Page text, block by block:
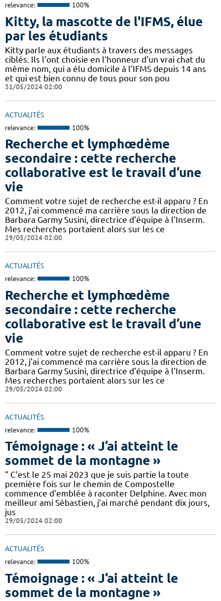
relevance: 100%
Kitty, la mascotte de l'IFMS, élue
par les étudiants
Kitty parle aux étudiants à travers des messages
ciblés. Ils l'ont choisie en l'honneur d'un vrai chat du
même nom, qui a élu domicile à l'IFMS depuis 14 ans
et qui est bien connu de tous pour son pou
31/05/2024 02:00
ACTUALITÉS
relevance: 100%
Recherche et lymphœdème
secondaire : cette recherche
collaborative est le travail d’une
vie
Comment votre sujet de recherche est-il apparu ? En
2012, j’ai commencé ma carrière sous la direction de
Barbara Garmy Susini, directrice d’équipe à l’Inserm.
Mes recherches portaient alors sur les ce
29/05/2024 02:00
ACTUALITÉS
relevance: 100%
Recherche et lymphœdème
secondaire : cette recherche
collaborative est le travail d’une
vie
Comment votre sujet de recherche est-il apparu ? En
2012, j’ai commencé ma carrière sous la direction de
Barbara Garmy Susini, directrice d’équipe à l’Inserm.
Mes recherches portaient alors sur les ce
29/05/2024 02:00
ACTUALITÉS
relevance: 100%
Témoignage : « J’ai atteint le
sommet de la montagne »
" C’est le 25 mai 2023 que je suis partie la toute
première fois sur le chemin de Compostelle
commence d’emblée à raconter Delphine. Avec mon
meilleur ami Sébastien, j’ai marché pendant dix jours,
jus
29/05/2024 02:00
ACTUALITÉS
relevance: 100%
Témoignage : « J’ai atteint le
sommet de la montagne »